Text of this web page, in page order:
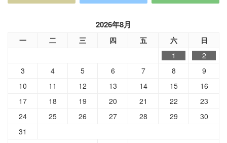
2026年8月
一 二 三 四 五 六 日
1
2
3
4 5 6 7 8
9
10
11 12 13 14 15
16
17
18 19 20 21 22
23
24
25 26 27 28 29
30
31